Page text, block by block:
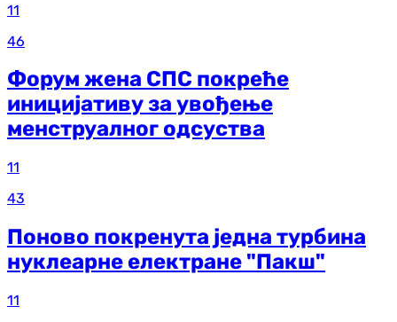
11
46
Форум жена СПС покреће
иницијативу за увођење
менструалног одсуства
11
43
Поново покренута једна турбина
нуклеарне електране "Пакш"
11